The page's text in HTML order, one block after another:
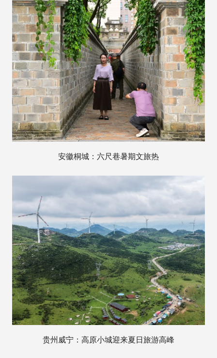
安徽桐城：六尺巷暑期文旅热
贵州威宁：高原小城迎来夏日旅游高峰